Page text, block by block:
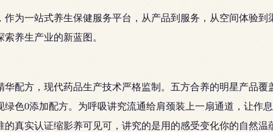
为一站式养生保健服务平台，从产品到服务，从空间体验
养生产业的新蓝图。
配方，现代药品生产技术严格监制。五方合养的明星产品
色0添加配方。为呼吸讲究流通给肩颈装上一扇通道，让作
实认证缩影养可见可，讲究的是用的感受变化你的自然温